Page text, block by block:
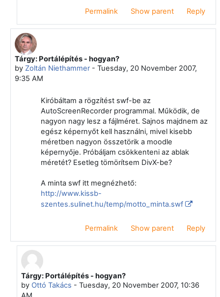
Permalink Show parent Reply
In reply to Zoltán Niethammer
Tárgy: Portálépítés - hogyan?
by Zoltán Niethammer- Tuesday, 20 November 2007,
9:35 AM
Kiróbáltam a rögzítést swf-be az
AutoScreenRecorder programmal. Működik, de
nagyon nagy lesz a fájlméret. Sajnos majdnem az
egész képernyőt kell használni, mivel kisebb
méretben nagyon összetörik a moodle
képernyője. Próbáljam csökkenteni az ablak
méretét? Esetleg tömörítsem DivX-be?
A minta swf itt megnézhető:
http://www.kissb-
szentes.sulinet.hu/temp/motto_minta.swf
Permalink Show parent Reply
In reply to Zoltán Niethammer
Tárgy: Portálépítés - hogyan?
by Ottó Takács - Tuesday, 20 November 2007, 10:36